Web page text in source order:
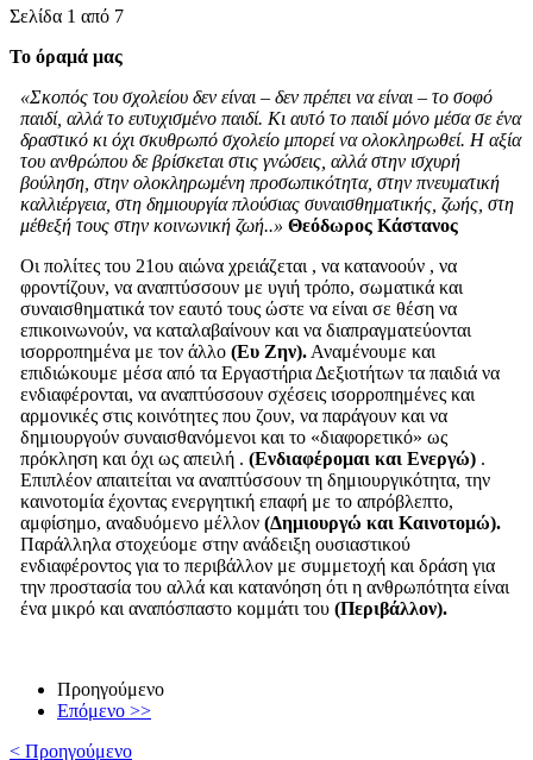
Σελίδα 1 από 7
Το όραμά μας
«Σκοπός του σχολείου δεν είναι – δεν πρέπει να είναι – το σοφό
παιδί, αλλά το ευτυχισμένο παιδί. Κι αυτό το παιδί μόνο μέσα σε ένα
δραστικό κι όχι σκυθρωπό σχολείο μπορεί να ολοκληρωθεί. Η αξία
του ανθρώπου δε βρίσκεται στις γνώσεις, αλλά στην ισχυρή
βούληση, στην ολοκληρωμένη προσωπικότητα, στην πνευματική
καλλιέργεια, στη δημιουργία πλούσιας συναισθηματικής, ζωής, στη
μέθεξή τους στην κοινωνική ζωή..» Θεόδωρος Κάστανος
Οι πολίτες του 21ου αιώνα χρειάζεται , να κατανοούν , να
φροντίζουν, να αναπτύσσουν με υγιή τρόπο, σωματικά και
συναισθηματικά τον εαυτό τους ώστε να είναι σε θέση να
επικοινωνούν, να καταλαβαίνουν και να διαπραγματεύονται
ισορροπημένα με τον άλλο(Ευ Ζην). Αναμένουμε και
επιδιώκουμε μέσα από τα Εργαστήρια Δεξιοτήτων τα παιδιά να
ενδιαφέρονται, να αναπτύσσουν σχέσεις ισορροπημένες και
αρμονικές στις κοινότητες που ζουν, να παράγουν και να
δημιουργούν συναισθανόμενοι και το «διαφορετικό» ως
πρόκληση και όχι ως απειλή .(Ενδιαφέρομαι και Ενεργώ) .
Επιπλέον απαιτείται να αναπτύσσουν τη δημιουργικότητα, την
καινοτομία έχοντας ενεργητική επαφή με το απρόβλεπτο,
αμφίσημο, αναδυόμενο μέλλον(Δημιουργώ και Καινοτομώ).
Παράλληλα στοχεύομε στην ανάδειξη ουσιαστικού
ενδιαφέροντος για το περιβάλλον με συμμετοχή και δράση για
την προστασία του αλλά και κατανόηση ότι η ανθρωπότητα είναι
ένα μικρό και αναπόσπαστο κομμάτι του(Περιβάλλον).
Προηγούμενο
Επόμενο >>
< Προηγούμενο